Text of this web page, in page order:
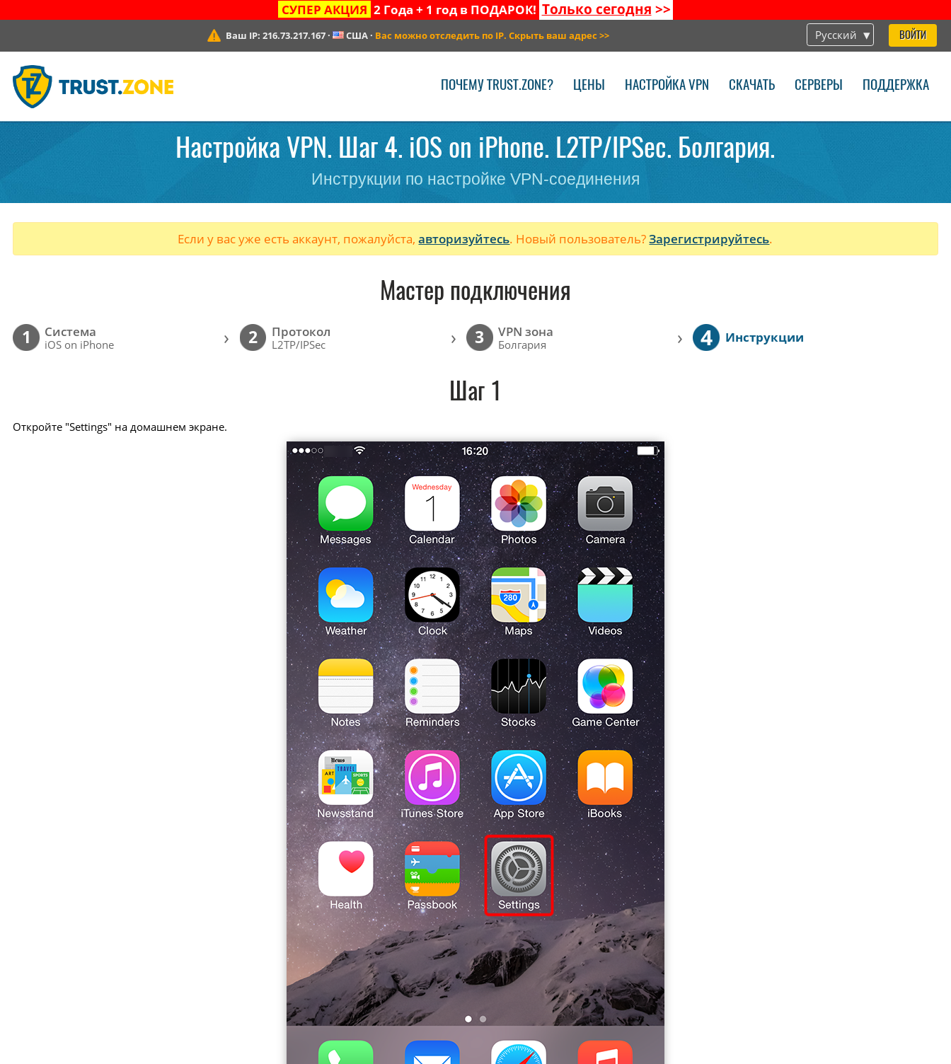
СУПЕР АКЦИЯ 2 Года + 1 год в ПОДАРОК! Только сегодня >>
Русский ВОЙТИ
Ваш IP:216.73.217.167 · США· Вас можно отследить по IP. Скрыть ваш адрес >>
ПОЧЕМУ TRUST.ZONE? ЦЕНЫ НАСТРОЙКА VPN СКАЧАТЬ СЕРВЕРЫ ПОДДЕРЖКА
Настройка VPN. Шаг 4. iOS on iPhone. L2TP/IPSec. Болгария.
Инструкции по настройке VPN-соединения
Если у вас уже есть аккаунт, пожалуйста,авторизуйтесь. Новый пользователь?Зарегистрируйтесь.
Мастер подключения
1 Cистема
iOS on iPhone › 2 Протокол
L2TP/IPSec › 3 VPN зона
Болгария › 4 Инструкции
Шаг 1
Откройте "Settings" на домашнем экране.